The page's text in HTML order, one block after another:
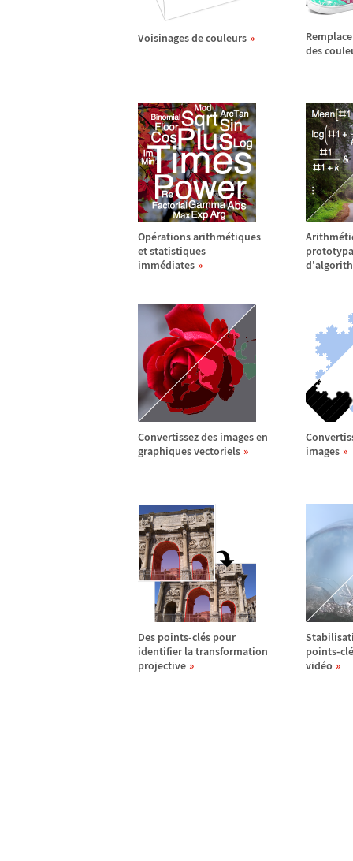
Voisinages de couleurs
des
Opérations arithmétiques
et statistiques
immédiates
Arithmé
Convertissez des images en
graphiques vectoriels
images
Des points-clés pour
identifier la transformation
projective
points-clé
vidéo